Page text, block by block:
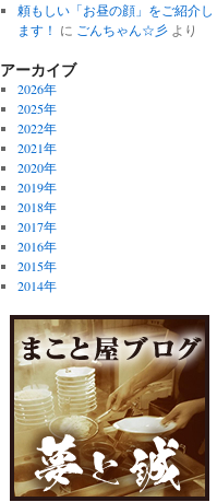
頼もしい「お昼の顔」をご紹介し
ます！ に ごんちゃん☆彡より
アーカイブ
2026年
2025年
2022年
2021年
2020年
2019年
2018年
2017年
2016年
2015年
2014年